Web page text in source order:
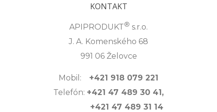
KONTAKT
APIPRODUKT® s.r.o.
J. A. Komenského 68
991 06 Želovce
Mobil: +421 918 079 221
Telefón: +421 47 489 30 41,
+421 47 489 31 14